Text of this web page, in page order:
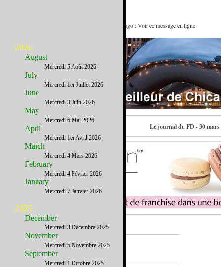
8 innovations et idées qui sont nées à Chicago : Voir ce message en ligne
Contactez-nous Le journal du FD - 30 mars
A la Une
2026
August
Mercredi 5 Août 2026
July
Mercredi 1er Juillet 2026
June
Mercredi 3 Juin 2026
May
Mercredi 6 Mai 2026
April
Mercredi 1er Avril 2026
March
Mercredi 4 Mars 2026
February
Mercredi 4 Février 2026
January
Mercredi 7 Janvier 2026
2025
December
Mercredi 3 Décembre 2025
November
Mercredi 5 Novembre 2025
September
Mercredi 1 Octobre 2025